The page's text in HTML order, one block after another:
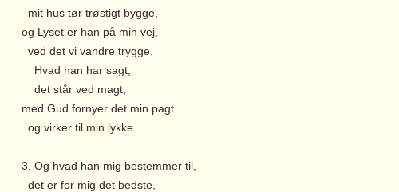
mit hus tør trøstigt bygge,
og Lyset er han på min vej,
ved det vi vandre trygge.
Hvad han har sagt,
det står ved magt,
med Gud fornyer det min pagt
og virker til min lykke.
3. Og hvad han mig bestemmer til,
det er for mig det bedste,